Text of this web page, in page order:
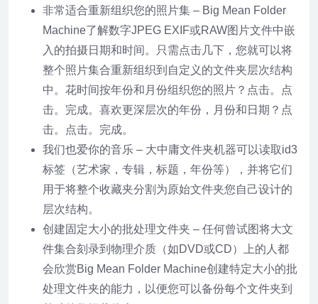
非常适合重新组织您的照片集 – Big Mean Folder
Machine了解数字JPEG EXIF或RAW图片文件中嵌
入的拍摄日期和时间。只需点击几下，您就可以将
整个照片集合重新组织到自定义的文件夹层次结构
中。花时间按年份和月份组织您的照片？点击。点
击。完成。喜欢更深层次的年份，月份和日期？点
击。点击。完成。
我们也爱你的音乐 – 大中庸文件夹机器可以读取id3
标签（艺术家，专辑，标题，年份等），并将它们
用于将整个收藏夹分割为原始文件夹您自己设计的
层次结构。
创建固定大小的批处理文件夹 – 任何曾试图将大文
件集合刻录到物理介质（如DVD或CD）上的人都
会欣赏Big Mean Folder Machine创建特定大小的批
处理文件夹的能力，以便您可以备份每个文件夹到